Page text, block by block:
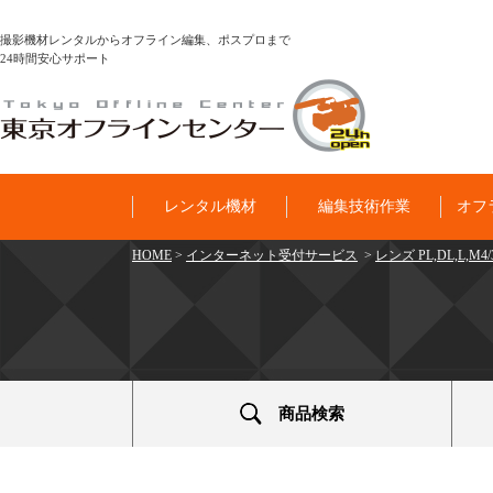
撮影機材レンタルからオフライン編集、ポスプロまで
24時間安心サポート
レンタル機材 編集技術作業 オフ
HOME > インターネット受付サービス > レンズ
商品検索